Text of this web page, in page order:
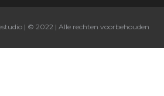
| © 2022 | Alle rechten voorbehouden